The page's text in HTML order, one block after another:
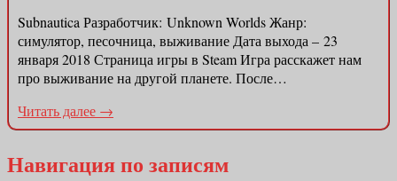
Subnautica Разработчик: Unknown Worlds Жанр:
симулятор, песочница, выживание Дата выхода – 23
января 2018 Страница игры в Steam Игра расскажет нам
про выживание на другой планете. После…
Читать далее →
Навигация по записям